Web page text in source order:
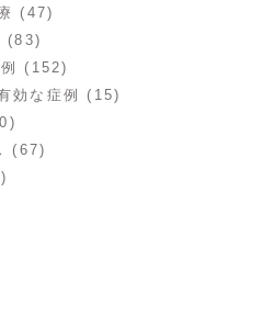
(47)
(83)
例 (152)
効な症例 (15)
(67)